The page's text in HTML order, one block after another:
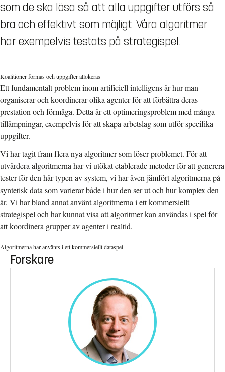
som de ska lösa så att alla uppgifter utförs så
bra och effektivt som möjligt. Våra algoritmer
har exempelvis testats på strategispel.
Koalitioner formas och uppgifter allokeras
Ett fundamentalt problem inom artificiell intelligens är hur man
organiserar och koordinerar olika agenter för att förbättra deras
prestation och förmåga. Detta är ett optimeringsproblem med många
tillämpningar, exempelvis för att skapa arbetslag som utför specifika
uppgifter.
Vi har tagit fram flera nya algoritmer som löser problemet. För att
utvärdera algoritmerna har vi utökat etablerade metoder för att generera
tester för den här typen av system, vi har även jämfört algoritmerna på
syntetisk data som varierar både i hur den ser ut och hur komplex den
är. Vi har bland annat använt algoritmerna i ett kommersiellt
strategispel och har kunnat visa att algoritmer kan användas i spel för
att koordinera grupper av agenter i realtid.
Algoritmerna har använts i ett kommersiellt dataspel
Forskare